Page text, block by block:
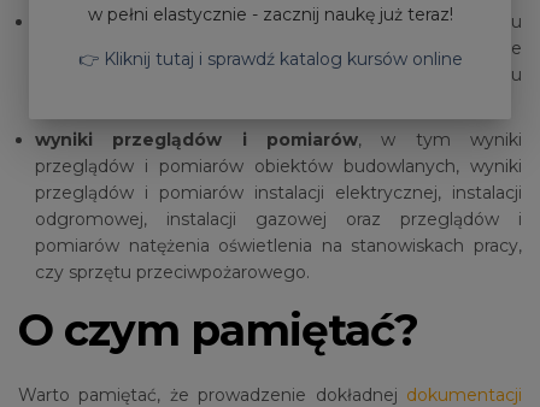
zarządzenia , w tym zarządzenie o szkoleniu
pracowników w dziedzinie BHP, zarządzenie o przydziale
odzieży oraz obuwia roboczego, zarządzenie o powołaniu
wyniki przeglądów i pomiarów, w tym wyniki
przeglądów i pomiarów obiektów budowlanych, wyniki
przeglądów i pomiarów instalacji elektrycznej, instalacji
odgromowej, instalacji gazowej oraz przeglądów i
pomiarów natężenia oświetlenia na stanowiskach pracy,
czy sprzętu przeciwpożarowego.
O czym pamiętać?
Warto pamiętać, że prowadzenie dokładnej dokumentacji
w pełni elastycznie - zacznij naukę już teraz!
👉 Kliknij tutaj i sprawdź katalog kursów online